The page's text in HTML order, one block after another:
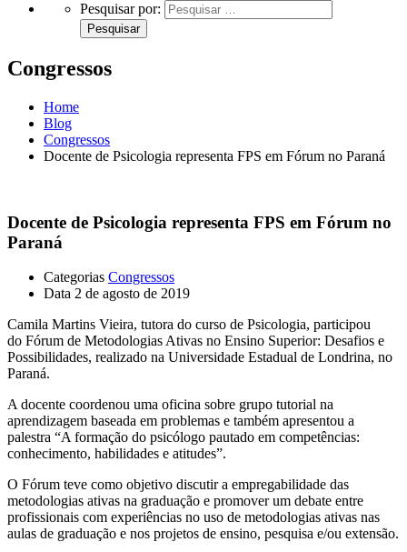
Pesquisar por:
Congressos
Home
Blog
Congressos
Docente de Psicologia representa FPS em Fórum no Paraná
Docente de Psicologia representa FPS em Fórum no
Paraná
Categorias Congressos
Data 2 de agosto de 2019
Camila Martins Vieira, tutora do curso de Psicologia, participou
do Fórum de Metodologias Ativas no Ensino Superior: Desafios e
Possibilidades, realizado na Universidade Estadual de Londrina, no
Paraná.
A docente coordenou uma oficina sobre grupo tutorial na
aprendizagem baseada em problemas e também apresentou a
palestra “A formação do psicólogo pautado em competências:
conhecimento, habilidades e atitudes”.
O Fórum teve como objetivo discutir a empregabilidade das
metodologias ativas na graduação e promover um debate entre
profissionais com experiências no uso de metodologias ativas nas
aulas de graduação e nos projetos de ensino, pesquisa e/ou extensão.